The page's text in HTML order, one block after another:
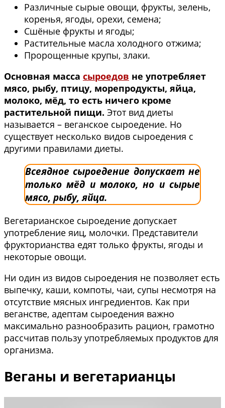
Различные сырые овощи, фрукты, зелень,
коренья, ягоды, орехи, семена;
Сшёные фрукты и ягоды;
Растительные масла холодного отжима;
Пророщенные крупы, злаки.
Основная масса сыроедов не употребляет
мясо, рыбу, птицу, морепродукты, яйца,
молоко, мёд, то есть ничего кроме
растительной пищи. Этот вид диеты
называется – веганское сыроедение. Но
существует несколько видов сыроедения с
другими правилами диеты.
Всеядное сыроедение допускает не
только мёд и молоко, но и сырые
мясо, рыбу, яйца.
Вегетарианское сыроедение допускает
употребление яиц, молочки. Представители
фрукторианства едят только фрукты, ягоды и
некоторые овощи.
Ни один из видов сыроедения не позволяет есть
выпечку, каши, компоты, чаи, супы несмотря на
отсутствие мясных ингредиентов. Как при
веганстве, адептам сыроедения важно
максимально разнообразить рацион, грамотно
рассчитав пользу употребляемых продуктов для
организма.
Веганы и вегетарианцы